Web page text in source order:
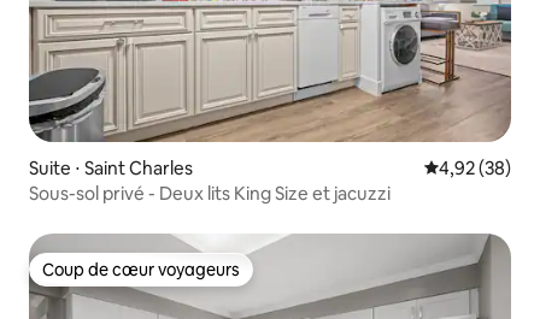
Suite ⋅ Saint Charles Évaluation
4,92 (38)
Sous-sol privé - Deux lits King Size et jacuzzi
Coup de cœur voyageurs
Coup de cœur voyageurs